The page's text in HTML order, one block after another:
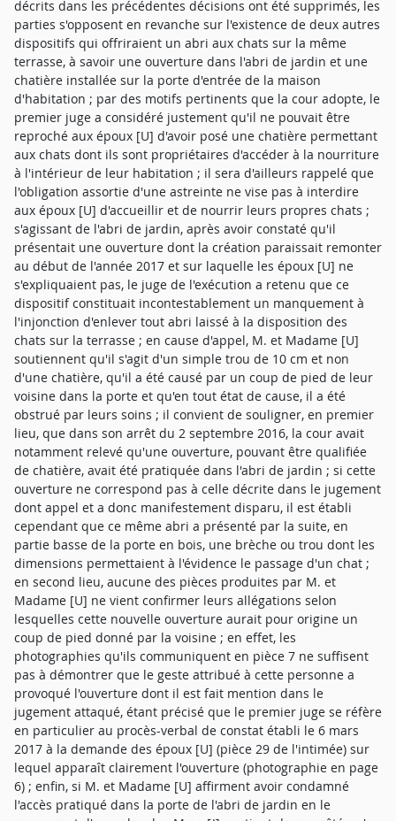
décrits dans les précédentes décisions ont été supprimés, les
parties s'opposent en revanche sur l'existence de deux autres
dispositifs qui offriraient un abri aux chats sur la même
terrasse, à savoir une ouverture dans l'abri de jardin et une
chatière installée sur la porte d'entrée de la maison
d'habitation ; par des motifs pertinents que la cour adopte, le
premier juge a considéré justement qu'il ne pouvait être
reproché aux époux [U] d'avoir posé une chatière permettant
aux chats dont ils sont propriétaires d'accéder à la nourriture
à l'intérieur de leur habitation ; il sera d'ailleurs rappelé que
l'obligation assortie d'une astreinte ne vise pas à interdire
aux époux [U] d'accueillir et de nourrir leurs propres chats ;
s'agissant de l'abri de jardin, après avoir constaté qu'il
présentait une ouverture dont la création paraissait remonter
au début de l'année 2017 et sur laquelle les époux [U] ne
s'expliquaient pas, le juge de l'exécution a retenu que ce
dispositif constituait incontestablement un manquement à
l'injonction d'enlever tout abri laissé à la disposition des
chats sur la terrasse ; en cause d'appel, M. et Madame [U]
soutiennent qu'il s'agit d'un simple trou de 10 cm et non
d'une chatière, qu'il a été causé par un coup de pied de leur
voisine dans la porte et qu'en tout état de cause, il a été
obstrué par leurs soins ; il convient de souligner, en premier
lieu, que dans son arrêt du 2 septembre 2016, la cour avait
notamment relevé qu'une ouverture, pouvant être qualifiée
de chatière, avait été pratiquée dans l'abri de jardin ; si cette
ouverture ne correspond pas à celle décrite dans le jugement
dont appel et a donc manifestement disparu, il est établi
cependant que ce même abri a présenté par la suite, en
partie basse de la porte en bois, une brèche ou trou dont les
dimensions permettaient à l'évidence le passage d'un chat ;
en second lieu, aucune des pièces produites par M. et
Madame [U] ne vient confirmer leurs allégations selon
lesquelles cette nouvelle ouverture aurait pour origine un
coup de pied donné par la voisine ; en effet, les
photographies qu'ils communiquent en pièce 7 ne suffisent
pas à démontrer que le geste attribué à cette personne a
provoqué l'ouverture dont il est fait mention dans le
jugement attaqué, étant précisé que le premier juge se réfère
en particulier au procès-verbal de constat établi le 6 mars
2017 à la demande des époux [U] (pièce 29 de l'intimée) sur
lequel apparaît clairement l'ouverture (photographie en page
6) ; enfin, si M. et Madame [U] affirment avoir condamné
l'accès pratiqué dans la porte de l'abri de jardin en le